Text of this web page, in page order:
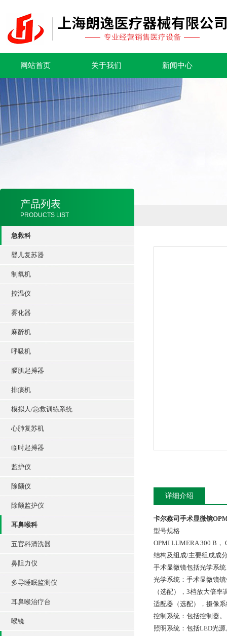
网站首页 关于我们 新闻中心
产品列表
PRODUCTS LIST
急救科
婴儿复苏器
制氧机
控温仪
雾化器
麻醉机
呼吸机
膈肌起搏器
排痰机
模拟人/急救训练系统
心肺复苏机
临时起搏器
监护仪
除颤仪
除颤监护仪
耳鼻喉科
五官科清洗器
鼻阻力仪
多导睡眠监测仪
耳鼻喉治疗台
喉镜
详细介绍
卡尔蔡司手术显微镜
型号规格
OPMI LUMERA 300 B，
结构及组成/主要组成成
手术显微镜包括光学系
光学系统：手术显微镜
（选配），3档放大倍
适配器（选配），摄像
控制系统：包括控制器。
照明系统：包括LED光源